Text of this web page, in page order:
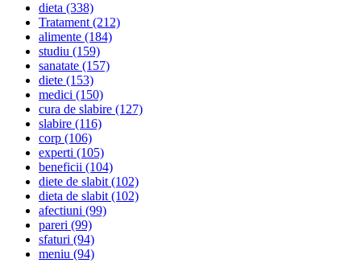
dieta (338)
Tratament(212)
alimente (184)
studiu (159)
sanatate (157)
diete (153)
medici (150)
cura de slabire (127)
slabire (116)
corp (106)
experti (105)
beneficii (104)
diete de slabit(102)
dieta de slabit(102)
afectiuni (99)
pareri (99)
sfaturi (94)
meniu (94)